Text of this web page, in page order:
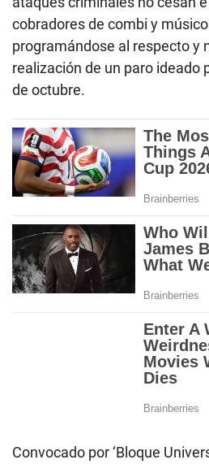
cobradores de combi y
programándose al respecto y
realización de un paro ideado
de octubre.
Convocado por ‘Bloque